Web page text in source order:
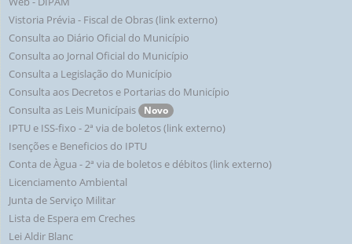
Vistoria Prévia - Fiscal de Obras (link externo)
Consulta ao Diário Oficial do Município
Consulta ao Jornal Oficial do Município
Consulta a Legislação do Município
Consulta aos Decretos e Portarias do Município
Consulta as Leis Municípais
Novo
IPTU e ISS-fixo - 2ª via de boletos (link externo)
Isenções e Beneficios do IPTU
Conta de Àgua - 2ª via de boletos e débitos (link externo)
Licenciamento Ambiental
Junta de Serviço Militar
Lista de Espera em Creches
Lei Aldir Blanc